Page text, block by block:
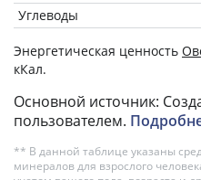
Углеводы
Энергетическая ценность
кКал.
Основной источник:
пользователем.
** В данной таблице указаны
минералов для взрослого